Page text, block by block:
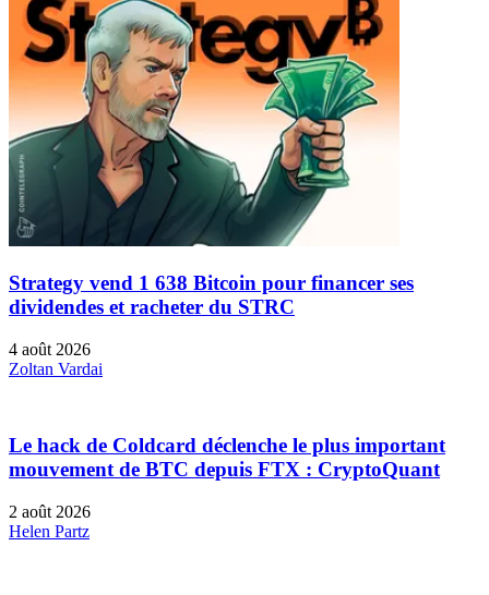
Strategy vend 1 638 Bitcoin pour financer ses
dividendes et racheter du STRC
4 août 2026
Zoltan Vardai
Le hack de Coldcard déclenche le plus important
mouvement de BTC depuis FTX : CryptoQuant
2 août 2026
Helen Partz